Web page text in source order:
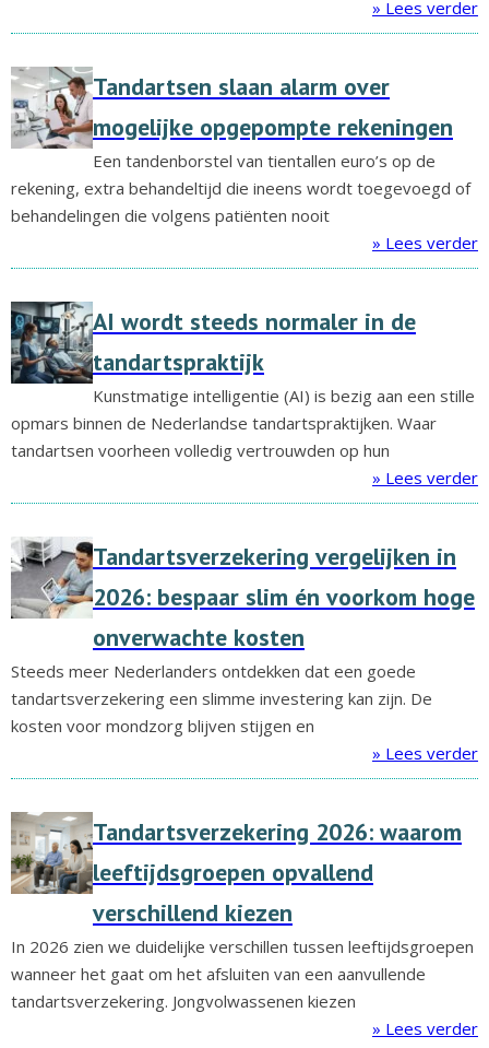
» Lees verder
Tandartsen slaan alarm over
mogelijke opgepompte rekeningen
Een tandenborstel van tientallen euro’s op de
rekening, extra behandeltijd die ineens wordt toegevoegd of
behandelingen die volgens patiënten nooit
» Lees verder
AI wordt steeds normaler in de
tandartspraktijk
Kunstmatige intelligentie (AI) is bezig aan een stille
opmars binnen de Nederlandse tandartspraktijken. Waar
tandartsen voorheen volledig vertrouwden op hun
» Lees verder
Tandartsverzekering vergelijken in
2026: bespaar slim én voorkom hoge
onverwachte kosten
Steeds meer Nederlanders ontdekken dat een goede
tandartsverzekering een slimme investering kan zijn. De
kosten voor mondzorg blijven stijgen en
» Lees verder
Tandartsverzekering 2026: waarom
leeftijdsgroepen opvallend
verschillend kiezen
In 2026 zien we duidelijke verschillen tussen leeftijdsgroepen
wanneer het gaat om het afsluiten van een aanvullende
tandartsverzekering. Jongvolwassenen kiezen
» Lees verder